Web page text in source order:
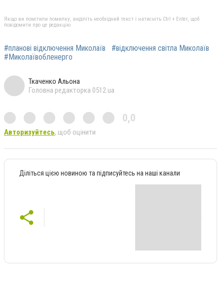
Якщо ви помітили помилку, виділіть необхідний текст і натисніть Ctrl + Enter, щоб
повідомити про це редакцію
#планові відключення Миколаїв
#відключення світла Миколаїв
#Миколаївобленерго
Ткаченко Альона
Головна редакторка 0512.ua
0,0
Авторизуйтесь, щоб оцінити
Діліться цією новиною та підписуйтесь на наші канали